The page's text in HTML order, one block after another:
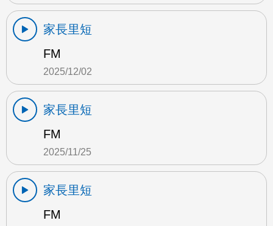
家長里短
FM
2025/12/02
家長里短
FM
2025/11/25
家長里短
FM